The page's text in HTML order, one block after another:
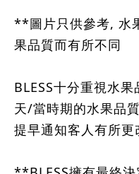
**圖片只供參考, 水
果品質而有所不同
BLESS十分重視水
天/當時期的水果品
提早通知客人有所